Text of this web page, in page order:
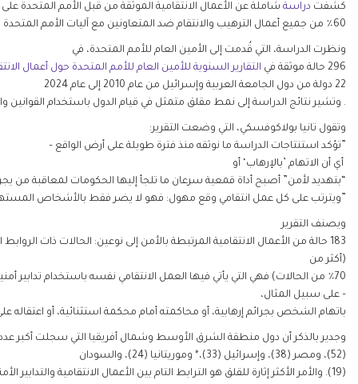
كشفت دراسة
60٪ من جميع أعمال الترهيب والانتقام ضد المتعاونين مع آليات الأمم المتحدة لحقوق الإنسان من أفراد ومنظمات في منطقة الشرق الأوسط وشمال إفريقيا تقوم على استخدام تعسفي لتدابير حفظ الأمن ومكافحة الإرهاب.
ونظرت الدراسة، التي قُدمت إلى الأمين العام للأمم المتحدة، في
296 حالة موثقة في
التقارير السنوية للأمين العام للأمم المتحدة حول أعمال
22 دولة من دول الجامعة العربية وإسرائيل من عام 2010 إلى عام 2024
. وتشير نتائج الدراسة إلى نمط مقلق متمثل في قيام الدول باستخدام
وتقول تانيا بولاكوفسكي، التي وضعت التقرير:
”تؤكد استنتاجات الدراسة ما نوثقه منذ فترة طويلة على أرض الواقع –
أي أن الاتهام ’بالإرهاب‘ أو
“بتهديد لأمن” أصبح أداة قمعية سرعان ما تلجأ إليها الحكومات لمعاقبة من
”ويترتب على كل عمل انتقامي وقع مهول: فهو لا يضر فقط بالأشخاص
ويصنف التقرير
183 حالة من الأعمال الانتقامية المرتبطة بالأمن إلى نوعين: الحالات ذات
(أكثر من
70٪ من الحالات) فهي التي يأتي فيها العمل الانتقامي نفسه باستخدام تدابير
– على سبيل المثال،
باتهام الشخص بجرائم إرهابية، أو محاكمته أمام محكمة استثنائية، أو
وجدير بالذكر أن دول منطقة الشرق الأوسط وشمال أفريقيا التي سجلت أكبر عدد
(52)، ومصر (38)، وإسرائيل (33)،* وموريتانيا (24)، والسودان
(19). والأمر الأكثر إثارة للقلق هو الترابط التام بين الأعمال الانتقامية